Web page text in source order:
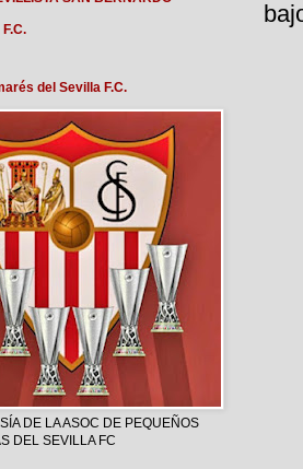
del Sevilla F.C.
DE LA ASOC DE PEQUEÑOS
DEL SEVILLA FC